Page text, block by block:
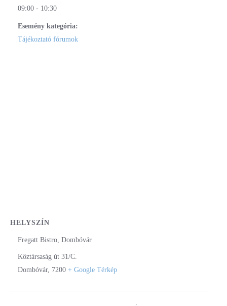
09:00 - 10:30
Esemény kategória:
Tájékoztató fórumok
HELYSZÍN
Fregatt Bistro, Dombóvár
Köztársaság út 31/C.
Dombóvár, 7200 + Google Térkép